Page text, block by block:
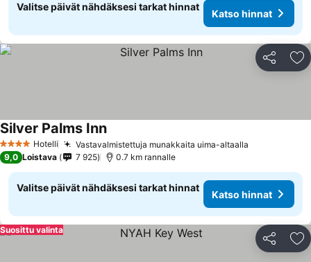
Valitse päivät nähdäksesi tarkat hinnat
Katso hinnat
Jaa
4 Tähtiluokitus
Hotelli Vastavalmistettuja munakkaita uima-altaalla
Silver Palms Inn
9,0 Loistava 7 925 0.7 km rannalle
Valitse päivät nähdäksesi tarkat hinnat
Katso hinnat
Jaa
Suosittu valinta